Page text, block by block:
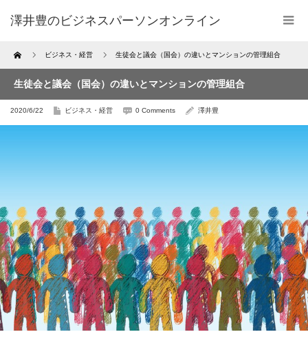
澤井豊のビジネスパーソンオンライン
Home ビジネス・経営 生徒会と議会（国会）の違いとマンションの管理組合
生徒会と議会（国会）の違いとマンションの管理組合
2020/6/22 ビジネス・経営 0 Comments 澤井豊